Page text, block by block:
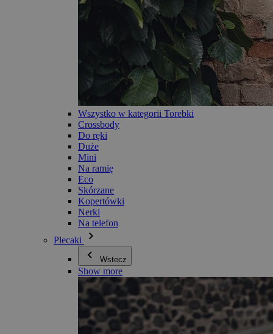
Wszystko w kategorii Torebki
Crossbody
Do ręki
Duże
Mini
Na ramię
Eco
Skórzane
Kopertówki
Nerki
Na telefon
Plecaki
Wstecz
Show more